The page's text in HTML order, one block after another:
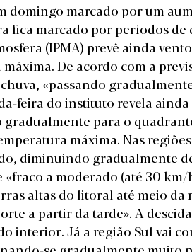
domingo marcado por um
fica marcado por períodos
(IPMA) prevê ainda
De acordo com a
«passando
feira do instituto revela
gradualmente para o
máxima. Nas
diminuindo gradualmente
«fraco a moderado (até 30
altas do litoral até meio
a partir da tarde». A
interior. Já a região Sul vai